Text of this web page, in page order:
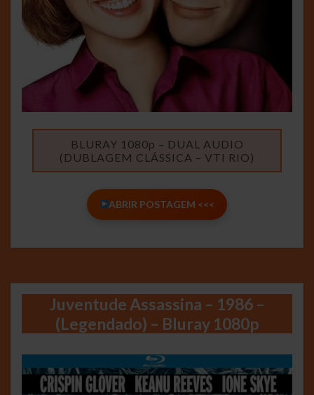
BLURAY 1080p – DUAL AUDIO
(DUBLAGEM CLÁSSICA – VTI RIO)
ABRIR POSTAGEM <<<
Juventude Assassina – 1986 –
(Legendado) – Bluray 1080p